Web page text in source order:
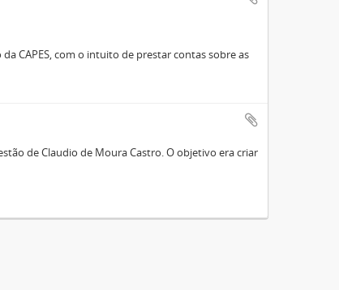
CAPES, com o intuito de prestar contas sobre as
de Claudio de Moura Castro. O objetivo era criar